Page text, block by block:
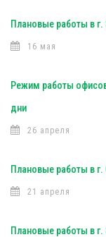
Плановые работы в г.
16 мая
Режим работы
дни
26 апреля
Плановые работы в
21 апреля
Плановые работы в г.